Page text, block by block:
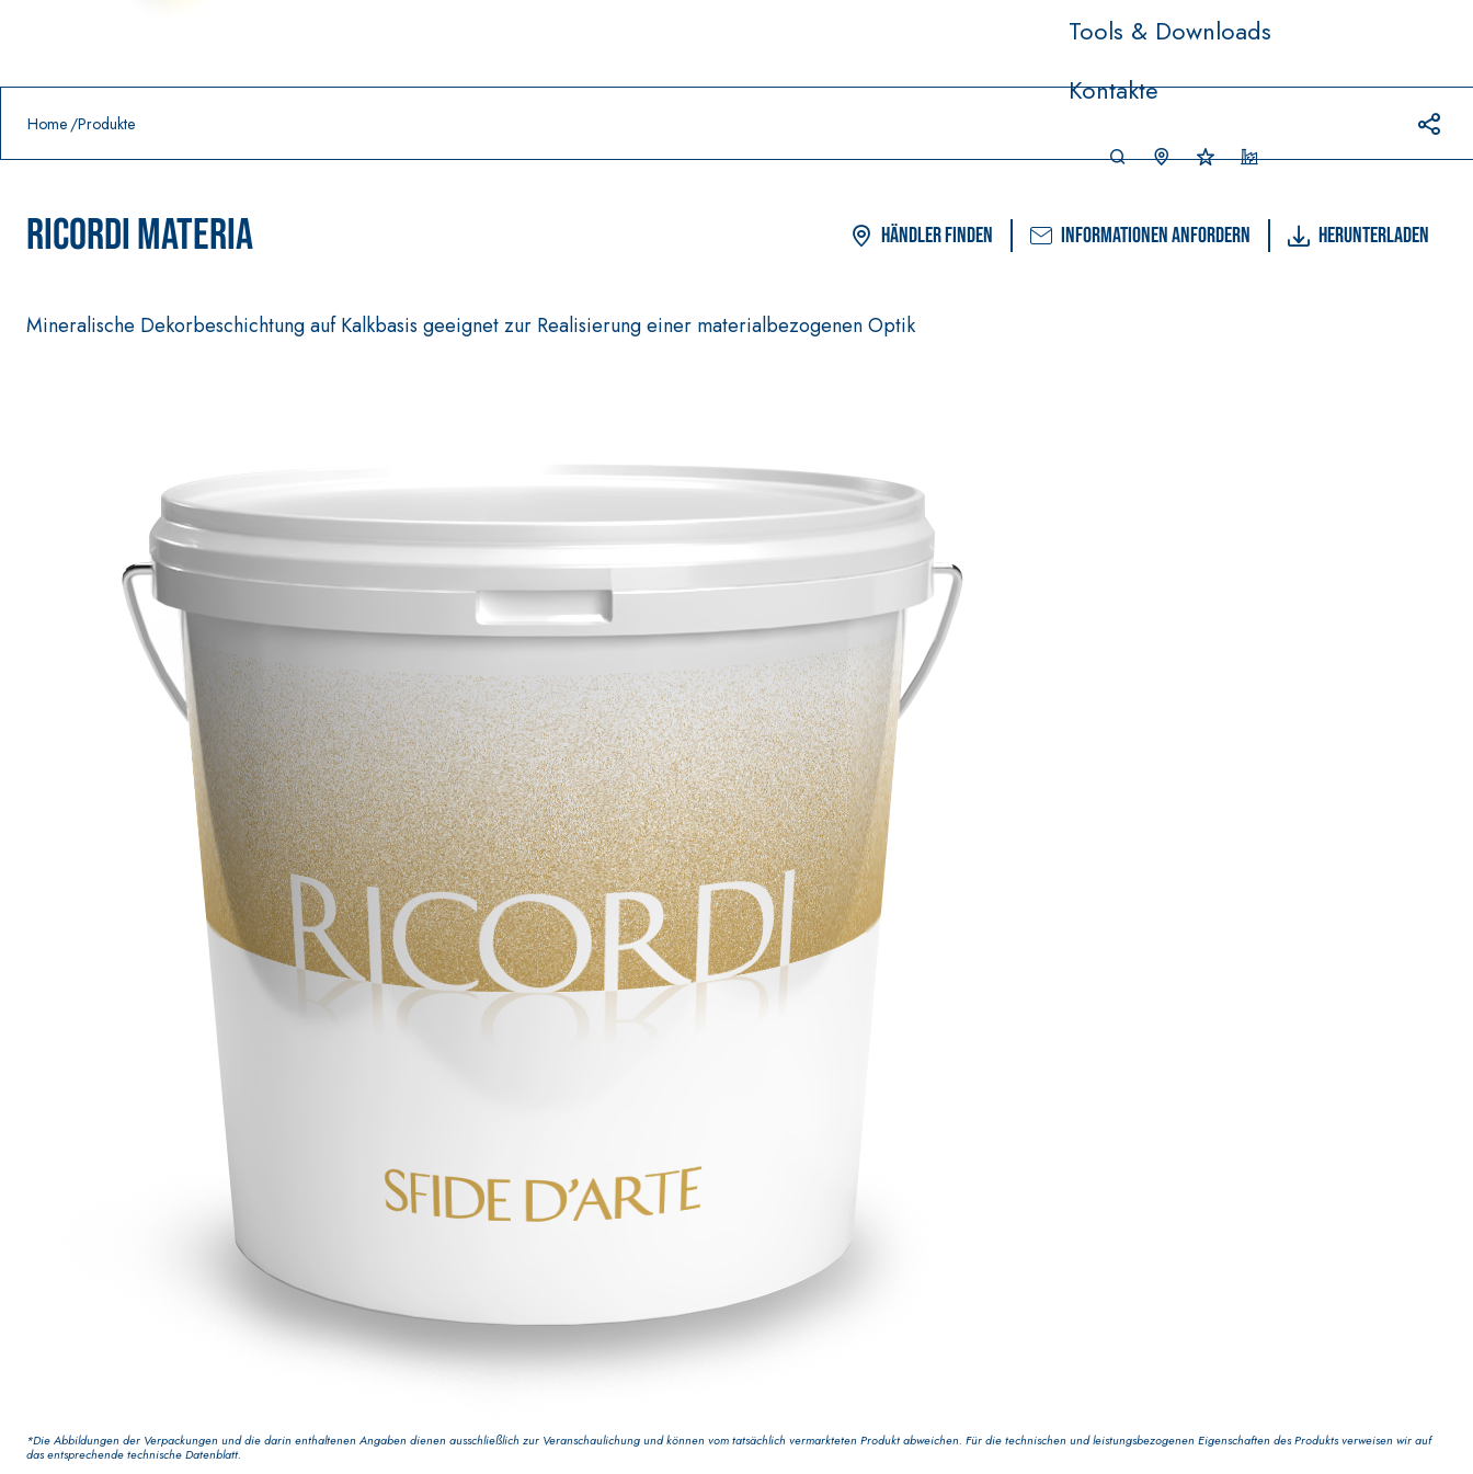
Tools & Downloads
Kontakte
Home Produkte
RICORDI MATERIA Händler finden Informationen anfordern Herunterladen
Mineralische Dekorbeschichtung auf Kalkbasis geeignet zur Realisierung einer materialbezogenen Optik
*Die Abbildungen der Verpackungen und die darin enthaltenen Angaben dienen ausschließlich zur Veranschaulichung und können vom tatsächlich vermarkteten Produkt abweichen. Für die technischen und leistungsbezogenen Eigenschaften des Produkts verweisen wir auf
das entsprechende technische Datenblatt.
Prodotti in primo piano
VERLEGESYSTEM FÜR BODEN- UND WANDBELÄGE
– WASSERUNDURCHLÄSSIGE DICHTSTOFFE
AQUAZIP ONE PRO
Elastische, einkomponentige Dichtmasse auf Polymer-Zement-Basis
FASSACOLOUR® -System
SICURA G3
Ultramatter wasserbasierter Dekoranstrich von hoher Qualität, für den
Innenbereich
KB 13 EVOLUTION GYPSOTECH®GypsoLIGNUM TIPO DEFH1IR